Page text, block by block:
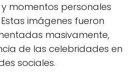
y momentos personales
Estas imágenes fueron
masivamente,
de las celebridades en
sociales.